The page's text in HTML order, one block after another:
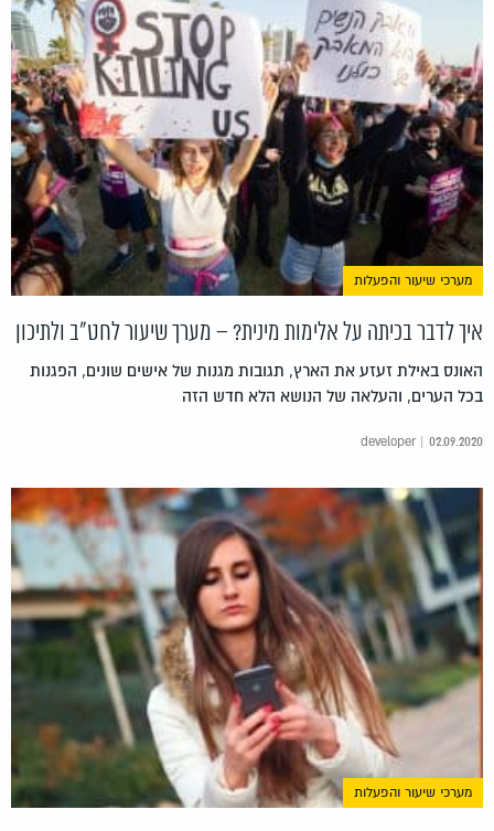
מערכי שיעור והפעלות
איך לדבר בכיתה על אלימות מינית? – מערך שיעור לחט"ב ולתיכון
האונס באילת זעזע את הארץ, תגובות מגנות של אישים שונים, הפגנות
בכל הערים, והעלאה של הנושא הלא חדש הזה
developer | 02.09.2020
מערכי שיעור והפעלות